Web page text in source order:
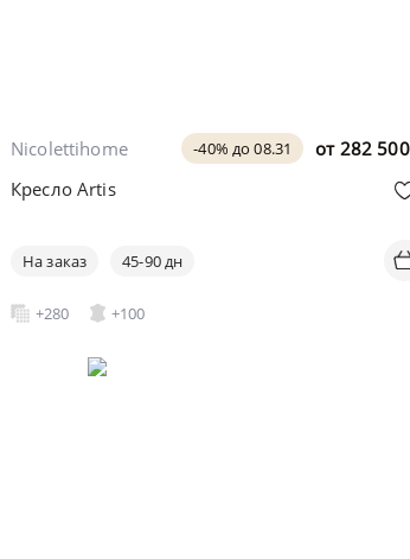
от 282 500
-40% до 08.31
Nicolettihome
Кресло Artis
На заказ 45-90 дн
+280 +100